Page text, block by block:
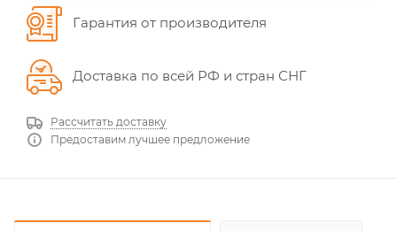
Гарантия от производителя
Доставка по всей РФ и стран СНГ
Рассчитать доставку
Предоставим лучшее предложение